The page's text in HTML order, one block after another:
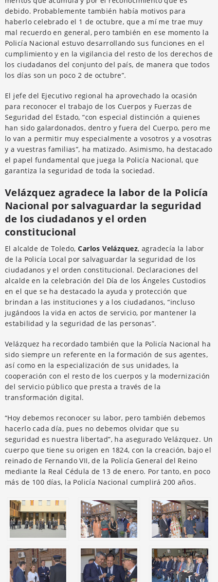
debido. Probablemente también había motivos para
haberlo celebrado el 1 de octubre, que a mí me trae muy
mal recuerdo en general, pero también en ese momento la
Policía Nacional estuvo desarrollando sus funciones en el
cumplimiento y en la vigilancia del resto de los derechos de
los ciudadanos del conjunto del país, de manera que todos
los días son un poco 2 de octubre”.
El jefe del Ejecutivo regional ha aprovechado la ocasión
para reconocer el trabajo de los Cuerpos y Fuerzas de
Seguridad del Estado, “con especial distinción a quienes
han sido galardonados, dentro y fuera del Cuerpo, pero me
lo van a permitir muy especialmente a vosotros y a vosotras
y a vuestras familias”, ha matizado. Asimismo, ha destacado
el papel fundamental que juega la Policía Nacional, que
garantiza la seguridad de toda la sociedad.
Velázquez agradece la labor de la Policía
Nacional por salvaguardar la seguridad
de los ciudadanos y el orden
constitucional
El alcalde de Toledo,Carlos Velázquez, agradecía la labor
de la Policía Local por salvaguardar la seguridad de los
ciudadanos y el orden constitucional. Declaraciones del
alcalde en la celebración del Día de los Ángeles Custodios
en el que se ha destacado la ayuda y protección que
brindan a las instituciones y a los ciudadanos, “incluso
jugándoos la vida en actos de servicio, por mantener la
estabilidad y la seguridad de las personas”.
Velázquez ha recordado también que la Policía Nacional ha
sido siempre un referente en la formación de sus agentes,
así como en la especialización de sus unidades, la
cooperación con el resto de los cuerpos y la modernización
del servicio público que presta a través de la
transformación digital.
“Hoy debemos reconocer su labor, pero también debemos
hacerlo cada día, pues no debemos olvidar que su
seguridad es nuestra libertad”, ha asegurado Velázquez. Un
cuerpo que tiene su origen en 1824, con la creación, bajo el
reinado de Fernando VII, de la Policía General del Reino
mediante la Real Cédula de 13 de enero. Por tanto, en poco
más de 100 días, la Policía Nacional cumplirá 200 años.